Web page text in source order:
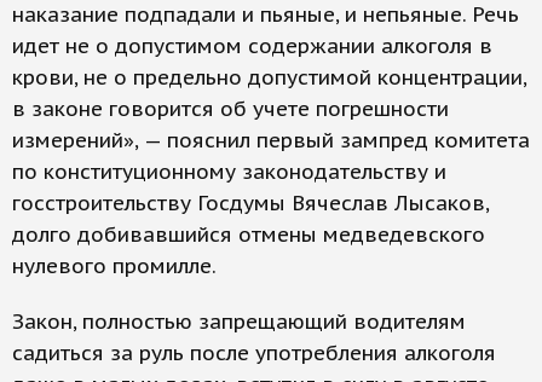
наказание подпадали и пьяные, и непьяные. Речь
идет не о допустимом содержании алкоголя в
крови, не о предельно допу­стимой концентрации,
в законе говорится об учете погрешности
измерений», — пояснил первый зампред комитета
по конституционному законодательству и
госстроительству Госдумы Вячеслав Лысаков,
долго добивавшийся отмены медведевского
нулевого промилле.
Закон, полностью запрещающий водителям
садиться за руль после употребления алкоголя